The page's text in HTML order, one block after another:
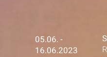
05.06. -
16.06.2023